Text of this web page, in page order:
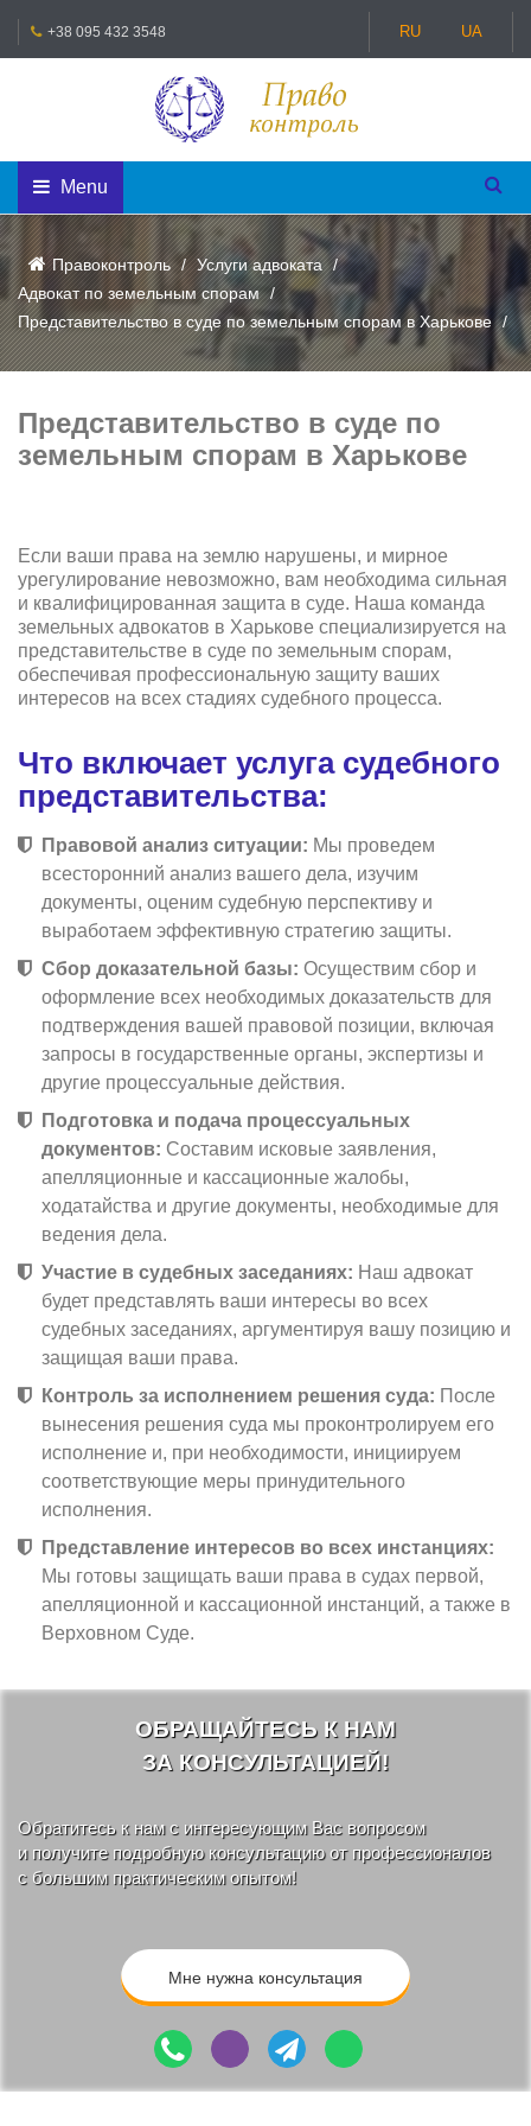
+38 095 432 3548 RU UA
Menu
Правоконтроль
Услуги адвоката
Адвокат по земельным спорам
Представительство в суде по земельным спорам в Харькове
Представительство в суде по
земельным спорам в Харькове
Если ваши права на землю нарушены, и мирное
урегулирование невозможно, вам необходима сильная
и квалифицированная защита в суде. Наша команда
земельных адвокатов в Харькове специализируется на
представительстве в суде по земельным спорам,
обеспечивая профессиональную защиту ваших
интересов на всех стадиях судебного процесса.
Что включает услуга судебного
представительства:
Правовой анализ ситуации: Мы проведем
всесторонний анализ вашего дела, изучим
документы, оценим судебную перспективу и
выработаем эффективную стратегию защиты.
Сбор доказательной базы: Осуществим сбор и
оформление всех необходимых доказательств для
подтверждения вашей правовой позиции, включая
запросы в государственные органы, экспертизы и
другие процессуальные действия.
Подготовка и подача процессуальных
документов: Составим исковые заявления,
апелляционные и кассационные жалобы,
ходатайства и другие документы, необходимые для
ведения дела.
Участие в судебных заседаниях: Наш адвокат
будет представлять ваши интересы во всех
судебных заседаниях, аргументируя вашу позицию и
защищая ваши права.
Контроль за исполнением решения суда: После
вынесения решения суда мы проконтролируем его
исполнение и, при необходимости, инициируем
соответствующие меры принудительного
исполнения.
Представление интересов во всех инстанциях:
Мы готовы защищать ваши права в судах первой,
апелляционной и кассационной инстанций, а также в
Верховном Суде.
ОБРАЩАЙТЕСЬ К НАМ
ЗА КОНСУЛЬТАЦИЕЙ!
Обратитесь к нам с интересующим Вас вопросом
и получите подробную консультацию от профессионалов
с большим практическим опытом!
Мне нужна консультация